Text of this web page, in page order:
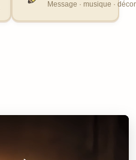
Message · musique · décor